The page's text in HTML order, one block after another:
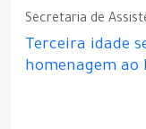
Secretaria de
Terceira idade
homenagem ao